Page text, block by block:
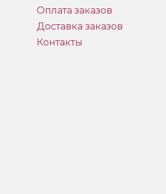
Оплата заказов
Доставка заказов
Контакты